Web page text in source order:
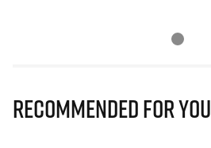
Recommended for you